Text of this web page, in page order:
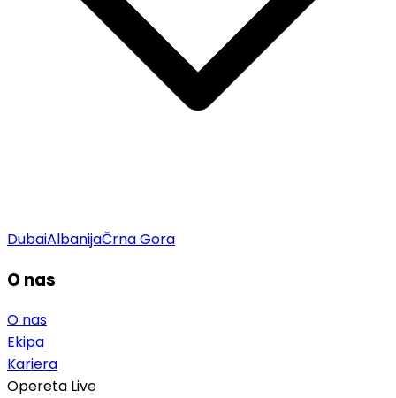
DubaiAlbanijaČrna Gora
O nas
O nas
Ekipa
Kariera
Opereta Live